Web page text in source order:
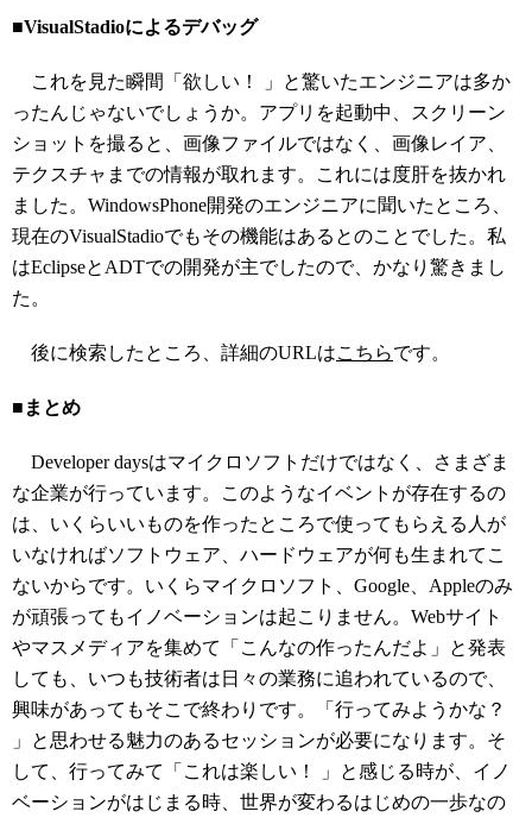
■VisualStadioによるデバッグ
これを見た瞬間「欲しい！ 」と驚いたエンジニアは多か
ったんじゃないでしょうか。アプリを起動中、スクリーン
ショットを撮ると、画像ファイルではなく、画像レイア、
テクスチャまでの情報が取れます。これには度肝を抜かれ
ました。WindowsPhone開発のエンジニアに聞いたところ、
現在のVisualStadioでもその機能はあるとのことでした。私
はEclipseとADTでの開発が主でしたので、かなり驚きまし
た。
後に検索したところ、詳細のURLはこちらです。
■まとめ
Developer daysはマイクロソフトだけではなく、さまざま
な企業が行っています。このようなイベントが存在するの
は、いくらいいものを作ったところで使ってもらえる人が
いなければソフトウェア、ハードウェアが何も生まれてこ
ないからです。いくらマイクロソフト、Google、Appleのみ
が頑張ってもイノベーションは起こりません。Webサイト
やマスメディアを集めて「こんなの作ったんだよ」と発表
しても、いつも技術者は日々の業務に追われているので、
興味があってもそこで終わりです。「行ってみようかな？
」と思わせる魅力のあるセッションが必要になります。そ
して、行ってみて「これは楽しい！ 」と感じる時が、イノ
ベーションがはじまる時、世界が変わるはじめの一歩なの